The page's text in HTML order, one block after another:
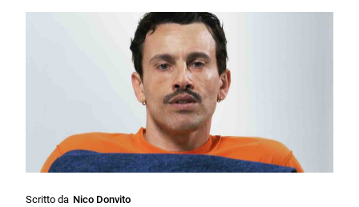
Scritto da Nico Donvito